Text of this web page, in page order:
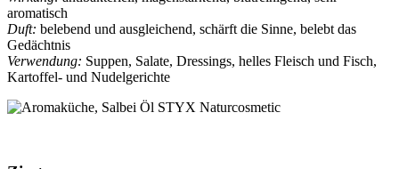
aromatisch
Duft: belebend und ausgleichend, schärft die Sinne, belebt das
Gedächtnis
Verwendung: Suppen, Salate, Dressings, helles Fleisch und Fisch,
Kartoffel- und Nudelgerichte